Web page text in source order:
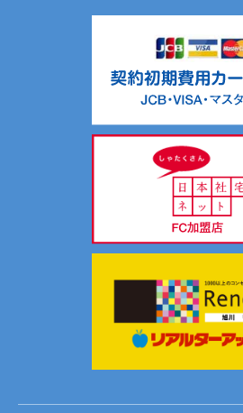
不動産の賃貸仲介・売買仲介のため
（２）提供する個人情報の項目
氏名、生年月日、住所、電話番号、
入居申込書等、契約書面に記載の上
（４）提供を受ける者の組織の種類
不動産の賃貸仲介・売買仲介におけ
共同利用について当社では、お客
するためにリアルターグループと
共同利用し、サポートしております
共同利用する情報は、氏名、連絡
共同利用する範囲は、当社ホーム
囲です。